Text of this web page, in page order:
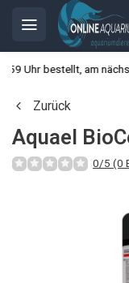
Uhr bestellt, am
Zurück
Aquael
0/5 (0